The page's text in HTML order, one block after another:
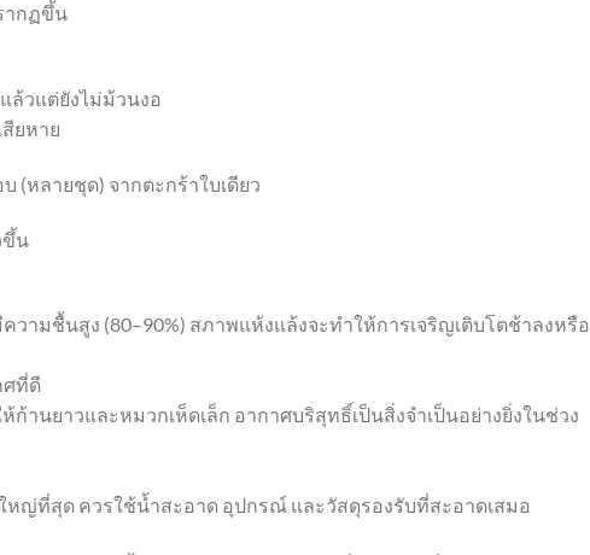
ากฏขึ้น
ล้วแต่ยังไม่ม้วนงอ
ยหาย
(หลายชุด) จากตะกร้าใบเดียว
ขึ้น
วามชื้นสูง (80–90%) สภาพแห้งแล้งจะทำให้การเจริญเติบโตช้าลงหรือ
ศที่ดี
านยาวและหมวกเห็ดเล็ก อากาศบริสุทธิ์เป็นสิ่งจำเป็นอย่างยิ่งในช่วง
ญ่ที่สุด ควรใช้น้ำสะอาด อุปกรณ์ และวัสดุรองรับที่สะอาดเสมอ